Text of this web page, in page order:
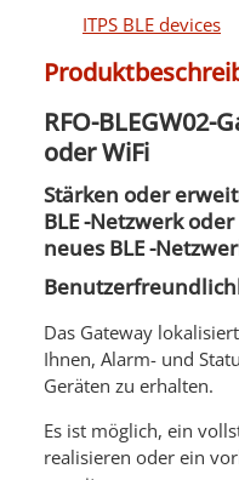
ITPS BLE devices
RFO-
oder WiFi
Stärken oder
BLE -Netzwerk
neues BLE -
Das Gateway
Ihnen, Alarm- und
Geräten zu erhalten.
Es ist möglich, ein
realisieren oder ein